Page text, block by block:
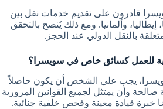
قادرون على تقديم خدمات نقل بين
وألمانيا. ومع ذلك يُنصح بالتحقق
بالنقل الدولي عند الحجز.
للعمل كسائق خاص في سويسرا؟
يجب على الشخص أن يكون حاصلاً
وأن يمتثل لجميع القوانين المرورية
خبرة قيادة معينة وفحص خلفية جنائية.